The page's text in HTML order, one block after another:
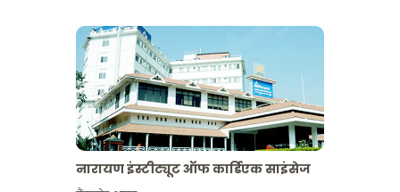
नारायण इंस्टीट्यूट ऑफ कार्डिएक साइंसेज